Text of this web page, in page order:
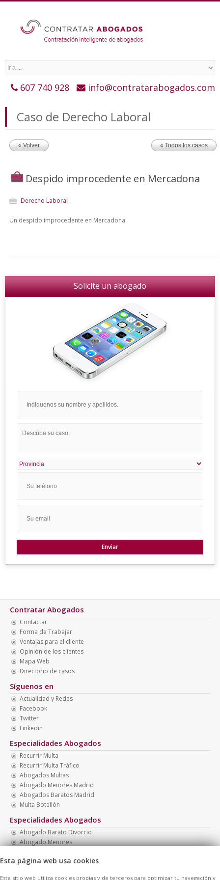
607 740 928 info@contratarabogados.com
Caso de Derecho Laboral
« Volver « Todos los casos
Despido improcedente en Mercadona
Derecho Laboral
Un despido improcedente en Mercadona
Solicite un abogado
Contratar Abogados
Contactar
Forma de Trabajar
Ventajas para el cliente
Opinión de los clientes
Mapa Web
Directorio de casos
Síguenos en
Actualidad y Redes
Facebook
Twitter
Linkedin
Especialidades Abogados
Recurrir Multa
Recurrir Multa Tráfico
Abogados Multas
Abogado Menores Madrid
Abogados Baratos Madrid
Multa Botellón
Especialidades Abogados
Abogado Barato Divorcio
Abogado Menores
Abogados Económicos
Esta página web usa cookies
Este sitio web utiliza cookies propias y de terceros para optimizar tu navegación y